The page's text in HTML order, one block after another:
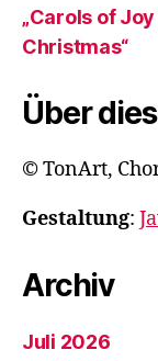
„Carols of
Christmas“
Über
© TonArt,
Gestaltung:
Archiv
Juli 2026